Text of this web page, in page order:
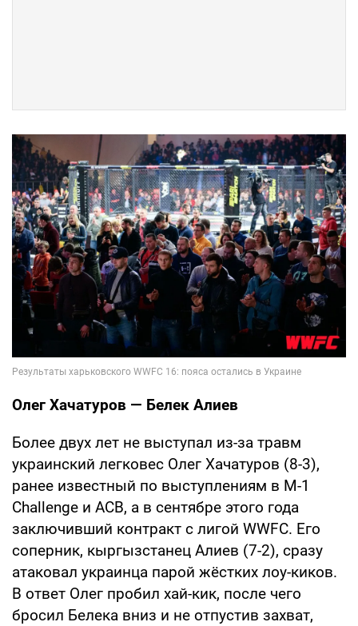
Олег Хачатуров — Белек Алиев
Более двух лет не выступал из-за травм
украинский легковес Олег Хачатуров (8-3),
ранее известный по выступлениям в M-1
Challenge и ACB, а в сентябре этого года
заключивший контракт с лигой WWFC. Его
соперник, кыргызстанец Алиев (7-2), сразу
атаковал украинца парой жёстких лоу-киков.
В ответ Олег пробил хай-кик, после чего
бросил Белека вниз и не отпустив захват,